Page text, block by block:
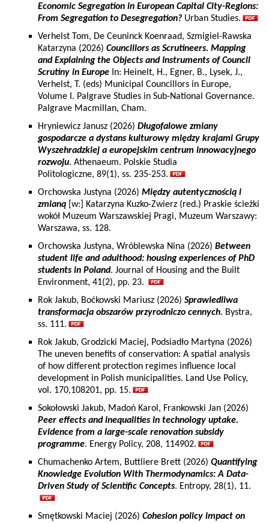
Economic Segregation in European Capital City-Regions:
From Segregation to Desegregation? Urban Studies.
Verhelst Tom, De Ceuninck Koenraad, Szmigiel-Rawska
Katarzyna (2026) Councillors as Scrutineers. Mapping
and Explaining the Objects and Instruments of Council
Scrutiny in Europe In: Heinelt, H., Egner, B., Lysek, J.,
Verhelst, T. (eds) Municipal Councillors in Europe,
Volume I. Palgrave Studies in Sub-National Governance.
Palgrave Macmillan, Cham.
Hryniewicz Janusz (2026) Długofalowe zmiany
gospodarcze a dystans kulturowy między krajami Grupy
Wyszehradzkiej a europejskim centrum innowacyjnego
rozwoju. Athenaeum. Polskie Studia
Politologiczne, 89(1), ss. 235-253.
Orchowska Justyna (2026) Między autentycznością i
zmianą [w:] Katarzyna Kuzko-Zwierz (red.) Praskie ścieżki
wokół Muzeum Warszawskiej Pragi, Muzeum Warszawy:
Warszawa, ss. 128.
Orchowska Justyna, Wróblewska Nina (2026) Between
student life and adulthood: housing experiences of PhD
students in Poland. Journal of Housing and the Built
Environment, 41(2), pp. 23.
Rok Jakub, Boćkowski Mariusz (2026) Sprawiedliwa
transformacja obszarów przyrodniczo cennych. Bystra,
ss. 111.
Rok Jakub, Grodzicki Maciej, Podsiadło Martyna (2026)
The uneven benefits of conservation: A spatial analysis
of how different protection regimes influence local
development in Polish municipalities. Land Use Policy,
vol. 170,108201, pp. 15.
Sokołowski Jakub, Madoń Karol, Frankowski Jan (2026)
Peer effects and inequalities in technology uptake.
Evidence from a large-scale renovation subsidy
programme. Energy Policy, 208, 114902.
Chumachenko Artem, Buttliere Brett (2026) Quantifying
Knowledge Evolution With Thermodynamics: A Data-
Driven Study of Scientific Concepts. Entropy, 28(1), 11.
Smętkowski Maciej (2026) Cohesion policy impact on